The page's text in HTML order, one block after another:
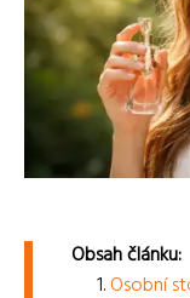
Obsah článku:
Osobní